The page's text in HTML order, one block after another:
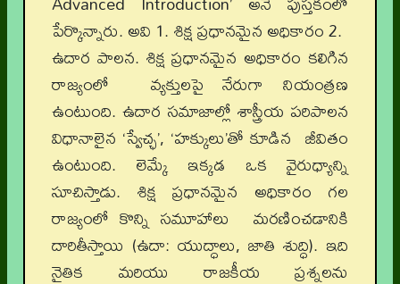
పేర్కొన్నారు. అవి 1. శిక్ష ప్రధానమైన అధికారం 2.
ఉదార పాలన. శిక్ష ప్రధానమైన అధికారం కలిగిన
రాజ్యంలో వ్యక్తులపై నేరుగా నియంత్రణ
ఉంటుంది. ఉదార సమాజాల్లో శాస్త్రీయ పరిపాలన
విధానాలైన ‘స్వేచ్ఛ’, ‘హక్కులు’తో కూడిన జీవితం
ఉంటుంది. లెమ్కే ఇక్కడ ఒక వైరుధ్యాన్ని
సూచిస్తాడు. శిక్ష ప్రధానమైన అధికారం గల
రాజ్యంలో కొన్ని సమూహాలు మరణించడానికి
దారితీస్తాయి (ఉదా: యుద్ధాలు, జాతి శుద్ధి). ఇది
నైతిక మరియు రాజకీయ ప్రశ్నలను